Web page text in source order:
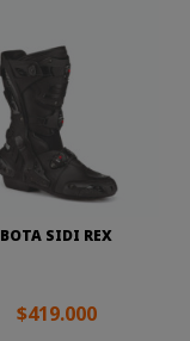
BOTA SIDI REX
$419.000